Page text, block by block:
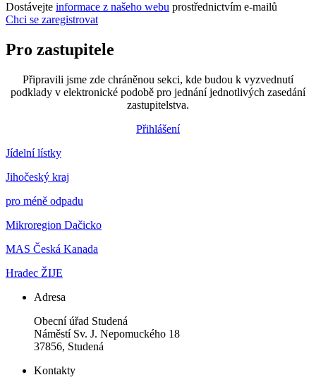
Dostávejte informace z našeho webu prostřednictvím e-mailů
Chci se zaregistrovat
Pro zastupitele
Připravili jsme zde chráněnou sekci, kde budou k vyzvednutí
podklady v elektronické podobě pro jednání jednotlivých zasedání
zastupitelstva.
Přihlášení
Jídelní lístky
Jihočeský kraj
pro méně odpadu
Mikroregion Dačicko
MAS Česká Kanada
Hradec ŽIJE
Adresa
Obecní úřad Studená
Náměstí Sv. J. Nepomuckého 18
37856, Studená
Kontakty